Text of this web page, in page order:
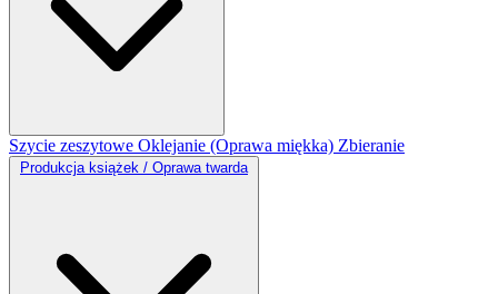
Szycie zeszytowe Oklejanie (Oprawa miękka) Zbieranie
Produkcja książek / Oprawa twarda